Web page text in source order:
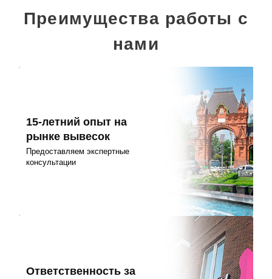
Преимущества работы с
нами
15-летний опыт на
рынке вывесок
Предоставляем экспертные
консультации
Ответственность за